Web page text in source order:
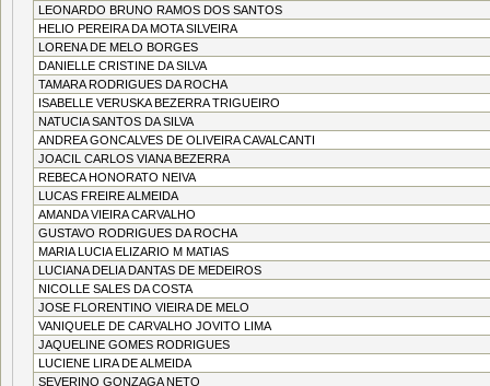
LEONARDO BRUNO RAMOS DOS SANTOS
HELIO PEREIRA DA MOTA SILVEIRA
LORENA DE MELO BORGES
DANIELLE CRISTINE DA SILVA
TAMARA RODRIGUES DA ROCHA
ISABELLE VERUSKA BEZERRA TRIGUEIRO
NATUCIA SANTOS DA SILVA
ANDREA GONCALVES DE OLIVEIRA CAVALCANTI
JOACIL CARLOS VIANA BEZERRA
REBECA HONORATO NEIVA
LUCAS FREIRE ALMEIDA
AMANDA VIEIRA CARVALHO
GUSTAVO RODRIGUES DA ROCHA
MARIA LUCIA ELIZARIO M MATIAS
LUCIANA DELIA DANTAS DE MEDEIROS
NICOLLE SALES DA COSTA
JOSE FLORENTINO VIEIRA DE MELO
VANIQUELE DE CARVALHO JOVITO LIMA
JAQUELINE GOMES RODRIGUES
LUCIENE LIRA DE ALMEIDA
SEVERINO GONZAGA NETO